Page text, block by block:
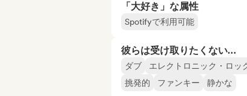
「大好き」な属性
Spotifyで利用可能
彼らは受け取りたくない…
ダブ エレクトロニック・ロッ
挑発的
ファンキー 静かな